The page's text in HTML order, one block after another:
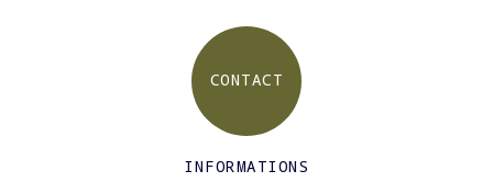
CONTACT
INFORMATIONS